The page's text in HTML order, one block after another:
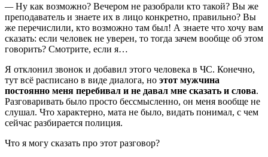
—Ну как возможно? Вечером не разобрали кто такой? Вы же
преподаватель и знаете их в лицо конкретно, правильно? Вы
же перечислили, кто возможно там был! А знаете что хочу вам
сказать: если человек не уверен, то тогда зачем вообще об этом
говорить? Смотрите, если я…
Я отклонил звонок и добавил этого человека в ЧС. Конечно,
тут всё расписано в виде диалога, но этот мужчина
постоянно меня перебивал и не давал мне сказать и слова.
Разговаривать было просто бессмысленно, он меня вообще не
слушал. Что характерно, мата не было, видать понимал, с чем
сейчас разбирается полиция.
Что я могу сказать про этот разговор?